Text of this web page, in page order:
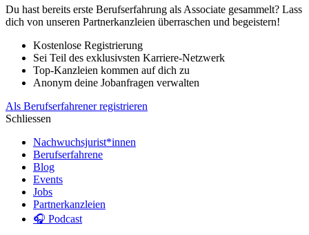
Du hast bereits erste Berufserfahrung als Associate gesammelt? Lass
dich von unseren Partnerkanzleien überraschen und begeistern!
Kostenlose Registrierung
Sei Teil des exklusivsten Karriere-Netzwerk
Top-Kanzleien kommen auf dich zu
Anonym deine Jobanfragen verwalten
Als Berufserfahrener registrieren
Schliessen
Nachwuchsjurist*innen
Berufserfahrene
Blog
Events
Jobs
Partnerkanzleien
🎧 Podcast